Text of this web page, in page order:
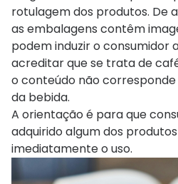
rotulagem dos produtos. De
as embalagens contêm
podem induzir o consumidor
acreditar que se trata de
o conteúdo não
da bebida.
A orientação é para que
adquirido algum dos
imediatamente o uso.